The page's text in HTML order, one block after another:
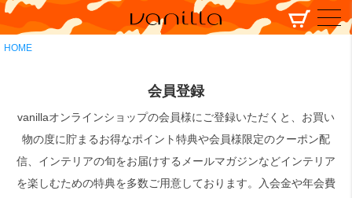
HOME
会員登録
vanillaオンラインショップの会員様にご登録いただくと、お買い
物の度に貯まるお得なポイント特典や会員様限定のクーポン配
信、インテリアの旬をお届けするメールマガジンなどインテリア
を楽しむための特典を多数ご用意しております。入会金や年会費